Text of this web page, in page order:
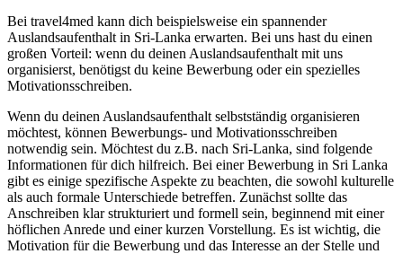
Bei travel4med kann dich beispielsweise ein spannender
Auslandsaufenthalt in Sri-Lanka erwarten. Bei uns hast du einen
großen Vorteil: wenn du deinen Auslandsaufenthalt mit uns
organisierst, benötigst du keine Bewerbung oder ein spezielles
Motivationsschreiben.
Wenn du deinen Auslandsaufenthalt selbstständig organisieren
möchtest, können Bewerbungs- und Motivationsschreiben
notwendig sein. Möchtest du z.B. nach Sri-Lanka, sind folgende
Informationen für dich hilfreich. Bei einer Bewerbung in Sri Lanka
gibt es einige spezifische Aspekte zu beachten, die sowohl kulturelle
als auch formale Unterschiede betreffen. Zunächst sollte das
Anschreiben klar strukturiert und formell sein, beginnend mit einer
höflichen Anrede und einer kurzen Vorstellung. Es ist wichtig, die
Motivation für die Bewerbung und das Interesse an der Stelle und